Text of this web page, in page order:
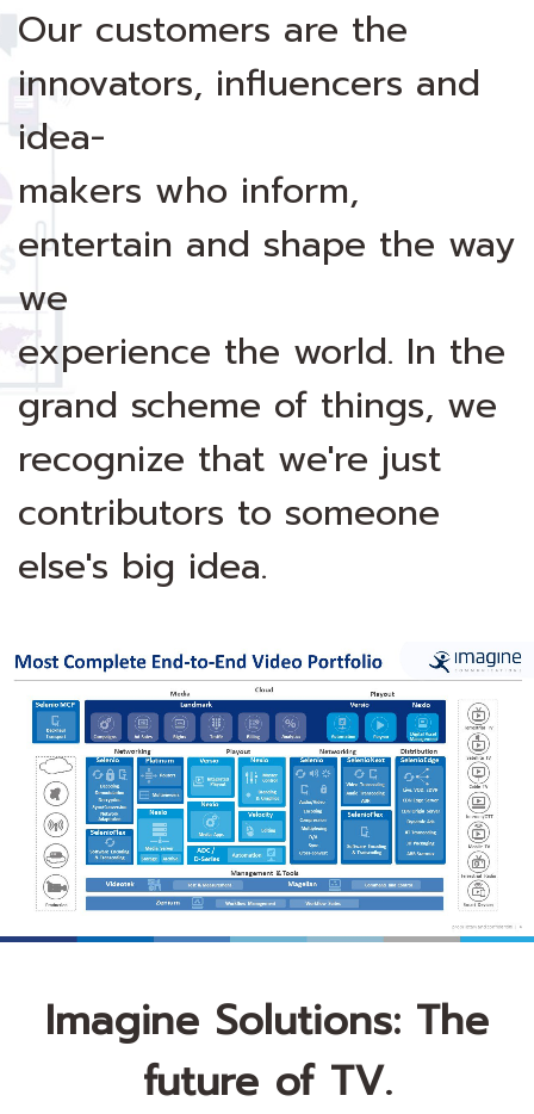
Our customers are the
innovators, influencers and
idea-
makers who inform,
entertain and shape the way
we
experience the world. In the
grand scheme of things, we
recognize that we're just
contributors to someone
else's big idea.
Imagine Solutions: The
future of TV.